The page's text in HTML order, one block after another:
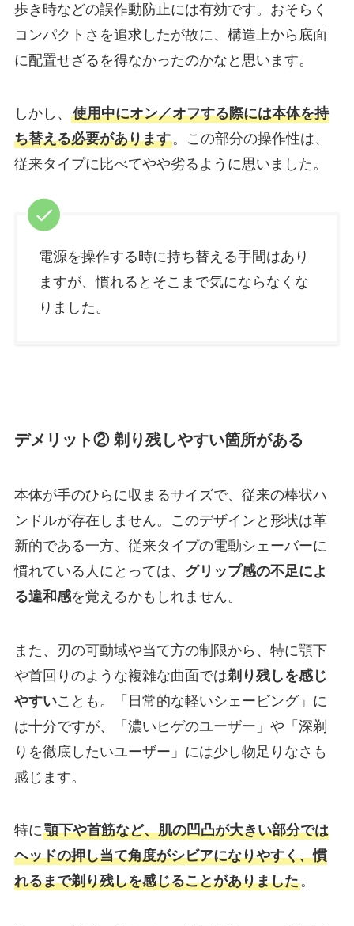
歩き時などの誤作動防止には有効です。おそらく
コンパクトさを追求したが故に、構造上から底面
に配置せざるを得なかったのかなと思います。
しかし、 使用中にオン／オフする際には本体を持
ち替える必要があります。この部分の操作性は、
従来タイプに比べてやや劣るように思いました。
電源を操作する時に持ち替える手間はあり
ますが、慣れるとそこまで気にならなくな
りました。
デメリット② 剃り残しやすい箇所がある
本体が手のひらに収まるサイズで、従来の棒状ハ
ンドルが存在しません。このデザインと形状は革
新的である一方、従来タイプの電動シェーバーに
慣れている人にとっては、 グリップ感の不足によ
る違和感を覚えるかもしれません。
また、刃の可動域や当て方の制限から、特に顎下
や首回りのような複雑な曲面では剃り残しを感じ
やすいことも。「日常的な軽いシェービング」に
は十分ですが、「濃いヒゲのユーザー」や「深剃
りを徹底したいユーザー」には少し物足りなさも
感じます。
特に顎下や首筋など、肌の凹凸が大きい部分では
ヘッドの押し当て角度がシビアになりやすく、慣
れるまで剃り残しを感じることがありました。